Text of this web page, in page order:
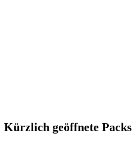
Kürzlich geöffnete Packs